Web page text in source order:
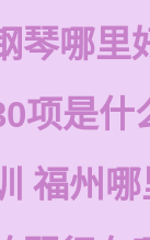
琴哪里
项是什
福州